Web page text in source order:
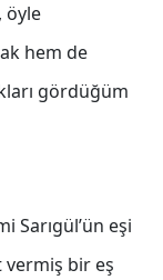
öyle
hem de
gördüğüm
Sarıgül’ün eşi
vermiş bir eş